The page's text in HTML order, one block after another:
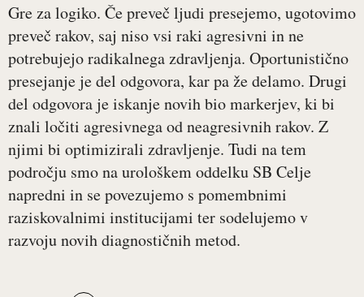
Gre za logiko. Če preveč ljudi presejemo, ugotovimo
preveč rakov, saj niso vsi raki agresivni in ne
potrebujejo radikalnega zdravljenja. Oportunistično
presejanje je del odgovora, kar pa že delamo. Drugi
del odgovora je iskanje novih bio markerjev, ki bi
znali ločiti agresivnega od neagresivnih rakov. Z
njimi bi optimizirali zdravljenje. Tudi na tem
področju smo na urološkem oddelku SB Celje
napredni in se povezujemo s pomembnimi
raziskovalnimi institucijami ter sodelujemo v
razvoju novih diagnostičnih metod.